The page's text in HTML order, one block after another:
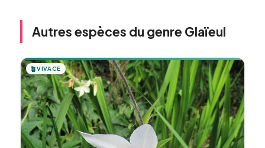
Autres espèces du genre Glaïeul
🪴VIVACE